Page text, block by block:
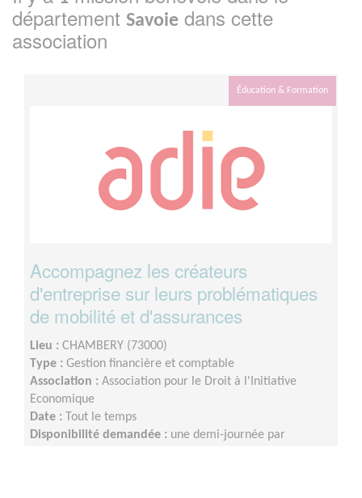
département Savoie dans cette
association
Éducation & Formation
Accompagnez les créateurs
d'entreprise sur leurs problématiques
de mobilité et d'assurances
Lieu : CHAMBERY (73000)
Type : Gestion financière et comptable
Association : Association pour le Droit à l'Initiative
Economique
Date :
Tout le temps
Disponibilité demandée : une demi-journée par